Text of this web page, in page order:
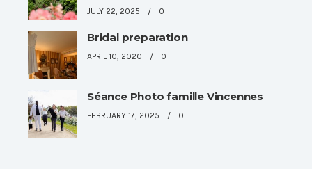
JULY 22, 2025 0
Bridal preparation
APRIL 10, 2020 0
Séance Photo famille Vincennes
FEBRUARY 17, 2025 0